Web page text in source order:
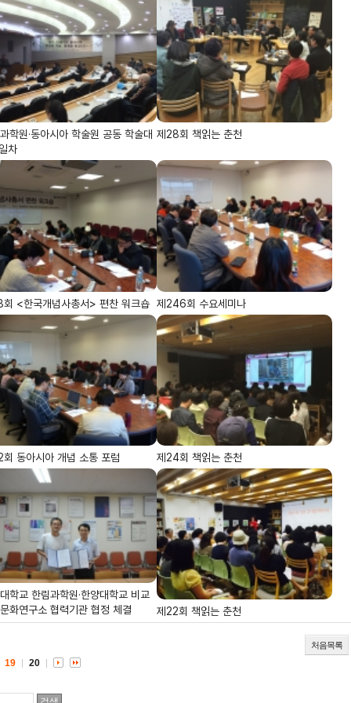
학원·동아시아 학술원 공동 학술대
차
제28회 책읽는 춘천
<한국개념사총서> 편찬 워크숍 제246회 수요세미나
동아시아 개념 소통 포럼 제24회 책읽는 춘천
학교 한림과학원·한양대학교 비교
화연구소 협력기관 협정 체결
제22회 책읽는 춘천
처음목록
19 20